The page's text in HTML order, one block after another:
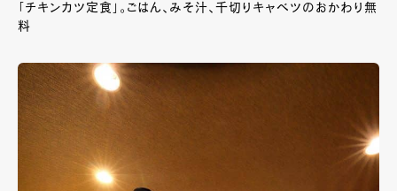
「チキンカツ定食」。ごはん、みそ汁、千切りキャベツのおかわり無
料